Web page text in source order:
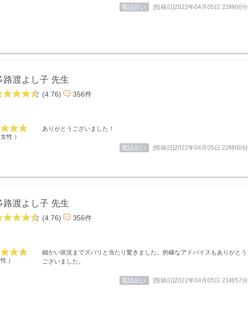
電話占い [投稿日]2022年04月05日 22時00分
路渡よし子 先生
(4.76) 356件
性 ）
ありがとうございました！
電話占い [投稿日]2022年04月05日 22時00分
路渡よし子 先生
(4.76) 356件
）
細かい状況までズバリと当たり驚きました。的確なアドバイスもありがとう
ございました。
電話占い [投稿日]2022年04月05日 21時57分